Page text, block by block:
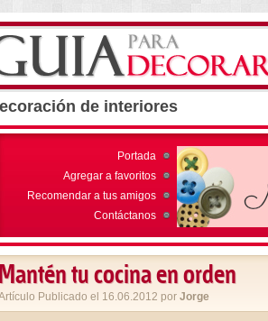
de interiores
Portada
Agregar a favoritos
Recomendar a tus amigos
Contáctanos
Mantén tu cocina en orden
Publicado el 16.06.2012 por Jorge